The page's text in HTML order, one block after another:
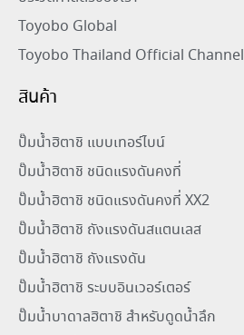
Toyobo Global
Toyobo Thailand Official Channel
สินค้า
ปั๊มน้ำฮิตาชิ แบบเทอร์ไบน์
ปั๊มน้ำฮิตาชิ ชนิดแรงดันคงที่
ปั๊มน้ำฮิตาชิ ชนิดแรงดันคงที่ XX2
ปั๊มน้ำฮิตาชิ ถังแรงดันสแตนเลส
ปั๊มน้ำฮิตาชิ ถังแรงดัน
ปั๊มน้ำฮิตาชิ ระบบอินเวอร์เตอร์
ปั๊มน้ำบาดาลฮิตาชิ สำหรับดูดน้ำลึก